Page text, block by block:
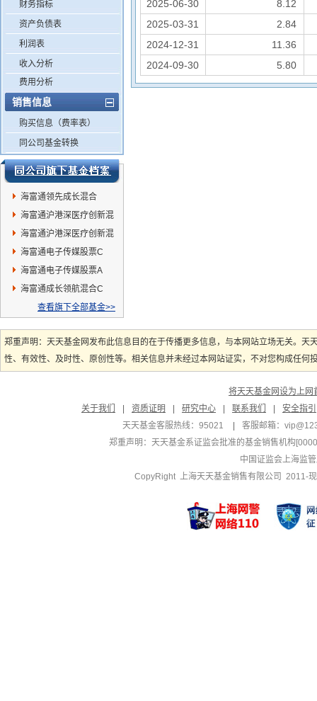
财务指标
资产负债表
利润表
收入分析
费用分析
销售信息
购买信息（费率表）
同公司基金转换
海富通领先成长混合
海富通沪港深医疗创新混
合C
海富通沪港深医疗创新混
合A
海富通电子传媒股票C
海富通电子传媒股票A
海富通成长领航混合C
查看旗下全部基金>>
2025-06-30
8.12
2025-03-31
2.84
2024-12-31
11.36
2024-09-30
5.80
郑重声明：天天基金网发布此信息目的在于传播更多信息，与本网站立场无关。
性、有效性、及时性、原创性等。相关信息并未经过本网站证实，不对您构成任
将天天基金网设为上网
关于我们
资质证明 研究中心 联系我们
安全指引
天天基金客服热线：95021
客服邮箱：
郑重声明： 天天基金系证监会批准的基金销售机构
中国证监会上海监
CopyRight 上海天天基金销售有限公司 2011-